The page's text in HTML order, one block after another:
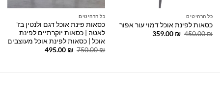
כל הרהיטים
כסאות לפינת אוכל דמוי עור אפור
450.00₪
המחיר
359.00 ₪
המחיר
כל הרהיטים
כסאות פינת אוכל דגם ולנטין בז'
לאטה | כסאות יוקרתיים לפינת
אוכל | כסאות לפינת אוכל מעוצבים
750.00₪
המחיר
495.00 ₪
המחיר